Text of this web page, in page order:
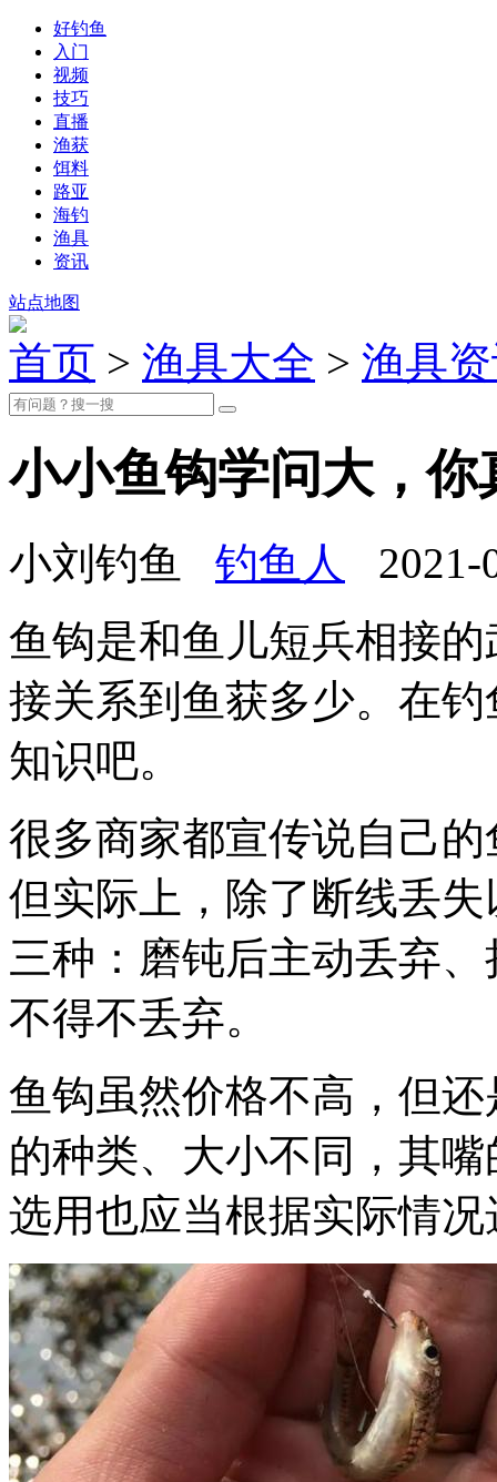
好钓鱼
入门
视频
技巧
直播
渔获
饵料
路亚
海钓
渔具
资讯
站点地图
首页 > 渔具大全 > 渔具
小小鱼钩学问大，
小刘钓鱼 钓鱼人
2021-
鱼钩是和鱼儿短兵相接
接关系到鱼获多少。在
知识吧。
很多商家都宣传说自己
但实际上，除了断线丢
三种：磨钝后主动丢弃
不得不丢弃。
鱼钩虽然价格不高，但还
的种类、大小不同，其
选用也应当根据实际情